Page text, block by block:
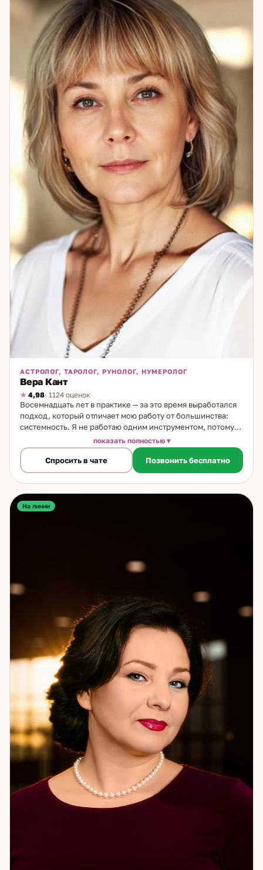
точнее. Подбираю под запрос. Дар пришёл через семью:
мама гадала на старинных картах. Я долго не принимала
его — жила обычной жизнью. Всё изменилось после
потерь: папа, брат, мама. В этом горе я нашла учителя — и
себя. Это изменило и то, как я работаю: из понимания
боли, а не из теории. Вырос опыт в «старом еврейском
дворике» — где умели хранить знание и передавать его из
рук в руки. Это тоже часть того, кем я стала. Если вам
нужно разомкнуть петлю — приходите. Разберёмся
вместе.
АСТРОЛОГ, ТАРОЛОГ, РУНОЛОГ, НУМЕРОЛОГ
Вера Кант
4,98· 1124 оценок
Восемнадцать лет в практике — за это время выработался
подход, который отличает мою работу от большинства:
системность. Я не работаю одним инструментом, потому
что жизнь не складывается из одного слоя. В каждой
консультации я использую несколько методов: астрология
даёт временной контекст — когда, почему именно сейчас,
какой цикл стоит за ситуацией. Таро показывает текущую
динамику — что движется, что застыло. Символический
анализ рун выявляет глубинные паттерны. Числовой
анализ — личные циклы, внешние влияния, совместимость.
работает именно для вас. Пример из практики: молодая
пара, отношения под постоянным давлением. Числовой
анализ показал: муж находится под сильным внешним
влиянием — со стороны родительской семьи. Решение
было нестандартным — переезд. Они решились. Ситуация
изменилась кардинально. Я помогаю разобраться в том,
что происходит, и найти путь к результату. Не теорию — а
то, что можно применить. Если вам нужна системная
работа с ситуацией — приходите.
показать полностью
Спросить в чате Позвонить бесплатно
На линии